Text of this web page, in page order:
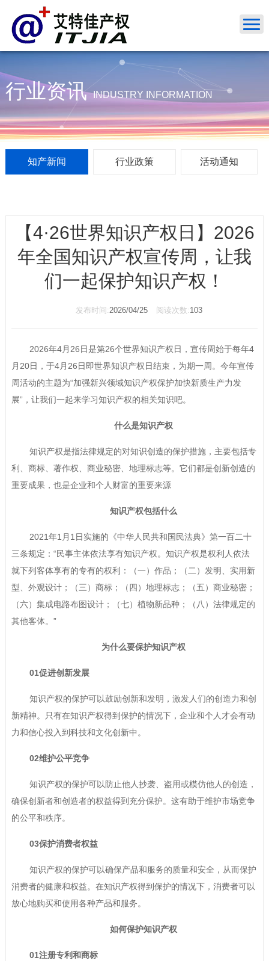
行业资讯 INDUSTRY INFORMATION
知产新闻 行业政策 活动通知
【4·26世界知识产权日】2026
年全国知识产权宣传周，让我
们一起保护知识产权！
发布时间:2026/04/25 阅读次数: 103
2026年4月26日是第26个世界知识产权日，宣传周始于每年4
月20日，于4月26日即世界知识产权日结束，为期一周。今年宣传
周活动的主题为“加强新兴领域知识产权保护加快新质生产力发
展”，让我们一起来学习知识产权的相关知识吧。
什么是知识产权
知识产权是指法律规定的对知识创造的保护措施，主要包括专
利、商标、著作权、商业秘密、地理标志等。它们都是创新创造的
重要成果，也是企业和个人财富的重要来源
知识产权包括什么
2021年1月1日实施的《中华人民共和国民法典》第一百二十
三条规定：“民事主体依法享有知识产权。知识产权是权利人依法
就下列客体享有的专有的权利：（一）作品；（二）发明、实用新
型、外观设计；（三）商标；（四）地理标志；（五）商业秘密；
（六）集成电路布图设计；（七）植物新品种；（八）法律规定的
其他客体。”
为什么要保护知识产权
01促进创新发展
知识产权的保护可以鼓励创新和发明，激发人们的创造力和创
新精神。只有在知识产权得到保护的情况下，企业和个人才会有动
力和信心投入到科技和文化创新中。
02维护公平竞争
知识产权的保护可以防止他人抄袭、盗用或模仿他人的创造，
确保创新者和创造者的权益得到充分保护。这有助于维护市场竞争
的公平和秩序。
03保护消费者权益
知识产权的保护可以确保产品和服务的质量和安全，从而保护
消费者的健康和权益。在知识产权得到保护的情况下，消费者可以
放心地购买和使用各种产品和服务。
如何保护知识产权
01注册专利和商标